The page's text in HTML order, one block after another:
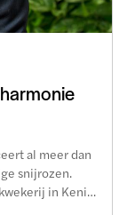
al meer dan
snijrozen.
in Kenia,